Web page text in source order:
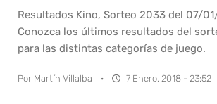
Resultados Kino, Sorteo 2033 del 07/
Conozca los últimos resultados del
para las distintas categorías de juego.
Por Martín Villalba · 7 Enero, 2018 - 23:52